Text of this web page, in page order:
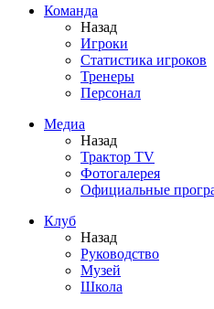
Команда
Назад
Игроки
Статистика игроков
Тренеры
Персонал
Медиа
Назад
Трактор TV
Фотогалерея
Официальные
Клуб
Назад
Руководство
Музей
Школа